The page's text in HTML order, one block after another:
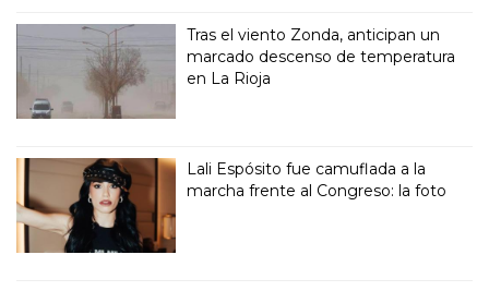
Tras el viento Zonda, anticipan un
marcado descenso de temperatura
en La Rioja
Lali Espósito fue camuflada a la
marcha frente al Congreso: la foto